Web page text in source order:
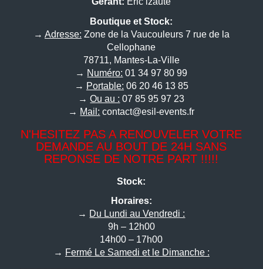
Boutique et Stock:
→ Adresse: Zone de la Vaucouleurs 7 rue de la
Cellophane
78711, Mantes-La-Ville
→ Numéro: 01 34 97 80 99
→ Portable: 06 20 46 13 85
→Ou au : 07 85 95 97 23
→ Mail: contact@esil-events.fr
N'HESITEZ PAS A RENOUVELER VOTRE
DEMANDE AU BOUT DE 24H SANS
REPONSE DE NOTRE PART !!!!!
Stock:
Horaires:
→ Du Lundi au Vendredi :
9h – 12h00
14h00 – 17h00
→ Fermé Le Samedi et le Dimanche :